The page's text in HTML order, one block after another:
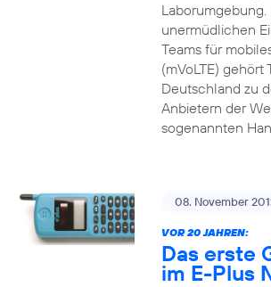
unermüdlichen
Teams für
(mVoLTE) gehört
Deutschland zu
Anbietern der
sogenannten
08. November
VOR 20 JAHREN:
Das erste
im E-Plus